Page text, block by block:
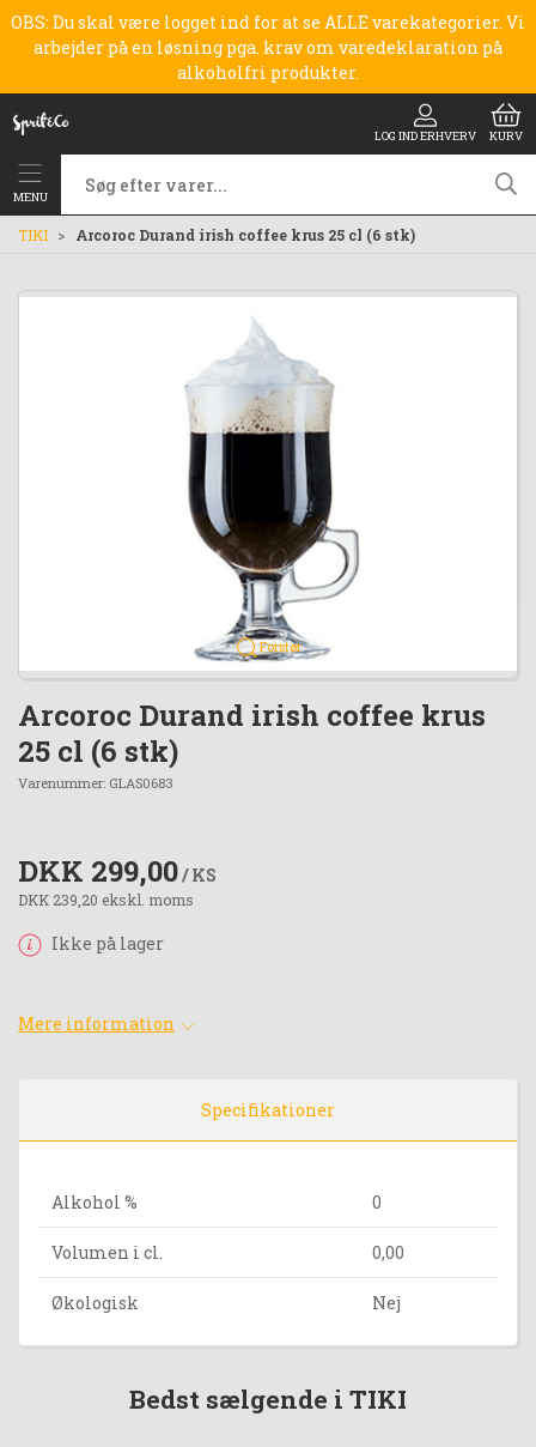
OBS: Du skal være logget ind for at se ALLE varekategorier. Vi
arbejder på en løsning pga. krav om varedeklaration på
alkoholfri produkter.
LOG IND ERHVERV KURV
MENU
TIKI Arcoroc Durand irish coffee krus 25 cl (6 stk)
Forstør
Arcoroc Durand irish coffee krus
25 cl (6 stk)
Varenummer: GLAS0683
DKK 299,00/ KS
DKK 239,20 ekskl. moms
Ikke på lager
Mere information
Specifikationer
Alkohol % 0
Volumen i cl. 0,00
Økologisk Nej
Bedst sælgende i TIKI